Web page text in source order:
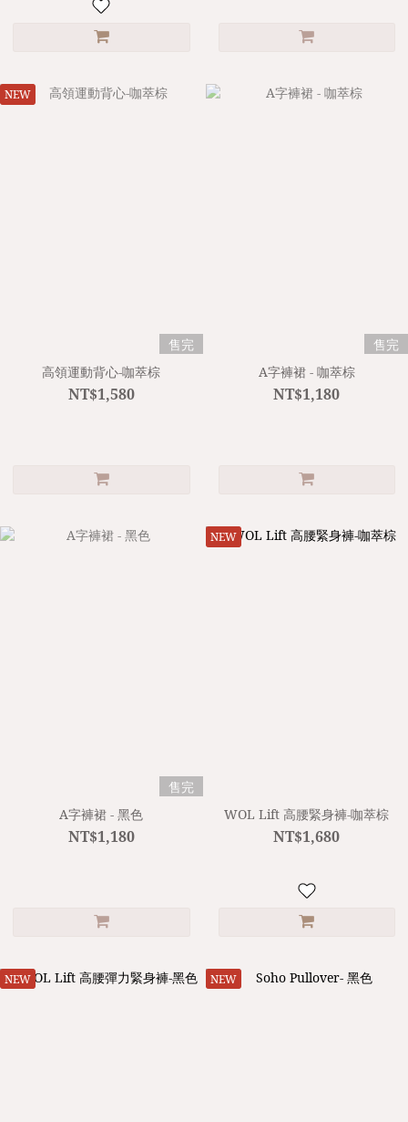
NEW
售完
高領運動背心-咖萃棕
NT$1,580
售完
A字褲裙 - 咖萃棕
NT$1,180
售完
A字褲裙 - 黑色
NT$1,180
NEW
WOL Lift 高腰緊身褲-咖萃棕
NT$1,680
NEW NEW